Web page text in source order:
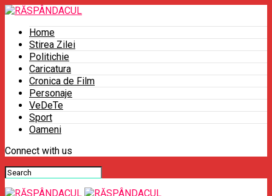
Home
Stirea Zilei
Politichie
Caricatura
Cronica de Film
Personaje
VeDeTe
Sport
Oameni
Connect with us